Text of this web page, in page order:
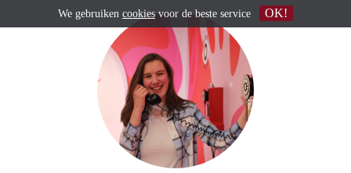
We gebruiken cookies voor de beste service OK!